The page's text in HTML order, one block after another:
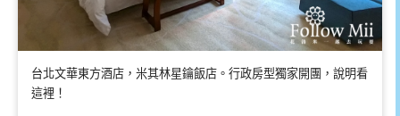
台北文華東方酒店，米其林星鑰飯店。行政房型獨家開團，說明看
這裡！